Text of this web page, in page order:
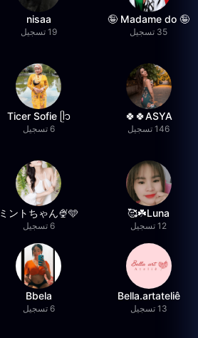
🤪 Madame do 🤪
35 تسجيل
nisaa
19 تسجيل
ASYA🍀🍀
146 تسجيل
Ticer Sofie ᥫ᭡
6 تسجيل
Luna☘️🥰
12 تسجيل
ミントちゃん🍨🩵
6 تسجيل
Bella.artateliê
13 تسجيل
Bbela
6 تسجيل